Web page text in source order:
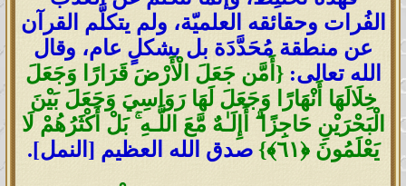
الفُرات وحقائقه العلميّة، ولم يتكلَّم القرآن
عن منطقة مُحَدَّدَة بل بشكلٍ عام، وقال
الله تعالى:{أَمَّن جَعَلَ الْأَرْضَ قَرَارًا وَجَعَلَ
خِلَالَهَا أَنْهَارًا وَجَعَلَ لَهَا رَوَاسِيَ وَجَعَلَ بَيْنَ
الْبَحْرَيْنِ حَاجِزًا ۗ أَإِلَـٰهٌ مَّعَ اللَّـهِ ۚ بَلْ أَكْثَرُهُمْ لَا
يَعْلَمُونَ ﴿٦١﴾}
صدق الله العظيم [النمل].